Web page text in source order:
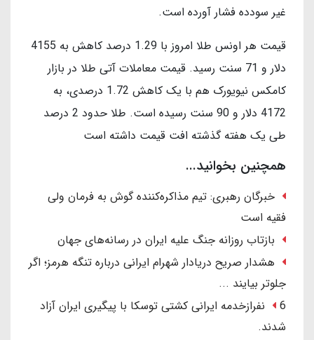
غیر سودده فشار آورده است.
قیمت هر اونس طلا امروز با 1.29 درصد کاهش به 4155
دلار و 71 سنت رسید. قیمت معاملات آتی طلا در بازار
کامکس نیویورک هم با یک کاهش 1.72 درصدی، به
4172 دلار و 90 سنت رسیده است. طلا حدود 2 درصد
طی یک هفته گذشته افت قیمت داشته است
همچنین بخوانید...
خبرگان رهبری: تیم مذاکره‌کننده گوش به فرمان ولی
فقیه است
بازتاب روزانه جنگ علیه ایران در رسانه‌های جهان
هشدار صریح دریادار شهرام ایرانی درباره تنگه هرمز؛ اگر
جلوتر بیایند ...
6 نفرازخدمه ایرانی کشتی توسکا با پیگیری ایران آزاد
شدند.